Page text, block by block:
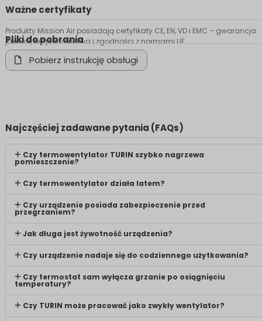
Ważne certyfikaty
Produkty Mission Air posiadają certyfikaty CE, EN, VD i EMC – gwarancja
jakości, bezpieczeństwa i zgodności z normami UE.
Pliki do pobrania
Pobierz instrukcję obsługi
Najczęściej zadawane pytania (FAQs)
Czy termowentylator TURIN szybko nagrzewa
pomieszczenie?
Czy termowentylator działa latem?
Czy urządzenie posiada zabezpieczenie przed
przegrzaniem?
Jak długa jest żywotność urządzenia?
Czy urządzenie nadaje się do codziennego użytkowania?
Czy termostat sam wyłącza grzanie po osiągnięciu
temperatury?
Czy TURIN może pracować jako zwykły wentylator?